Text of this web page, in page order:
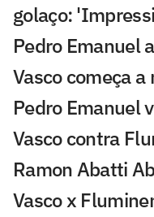
golaço:
Pedro Emanuel
Vasco começa
Pedro Emanuel
Vasco contra
Ramon Abatti
Vasco x